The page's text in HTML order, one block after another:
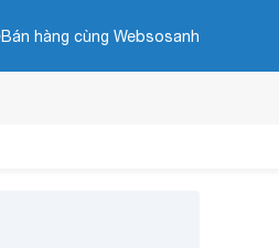
Bán hàng cùng Websosanh